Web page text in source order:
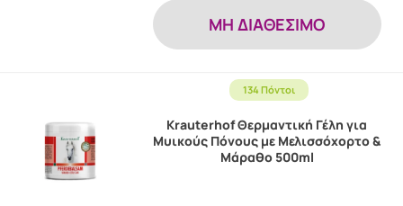
MH ΔΙΑΘΕΣΙΜΟ
134 Πόντοι
Krauterhof Θερμαντική Γέλη για
Μυικούς Πόνους με Μελισσόχορτο &
Μάραθο 500ml